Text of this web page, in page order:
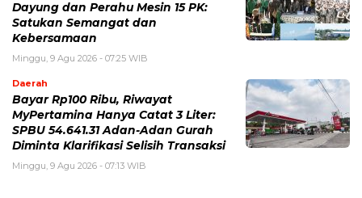
Dayung dan Perahu Mesin 15 PK:
Satukan Semangat dan
Kebersamaan
Minggu, 9 Agu 2026 - 07:25 WIB
Daerah
Bayar Rp100 Ribu, Riwayat
MyPertamina Hanya Catat 3 Liter:
SPBU 54.641.31 Adan-Adan Gurah
Diminta Klarifikasi Selisih Transaksi
Minggu, 9 Agu 2026 - 07:13 WIB